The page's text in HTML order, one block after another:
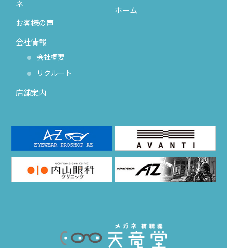
ネ
お客様の声
会社情報
会社概要
リクルート
店舗案内
ホーム